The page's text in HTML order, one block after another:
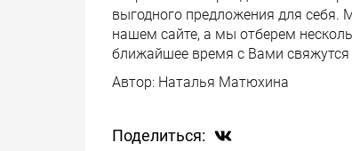
выгодного предложения для себя.
нашем сайте, а мы отберем
ближайшее время с Вами
Автор: Наталья Матюхина
Поделиться: